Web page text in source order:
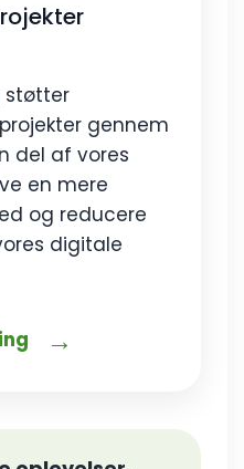
støtter
gennem
del af vores
en mere
og reducere
digitale
→